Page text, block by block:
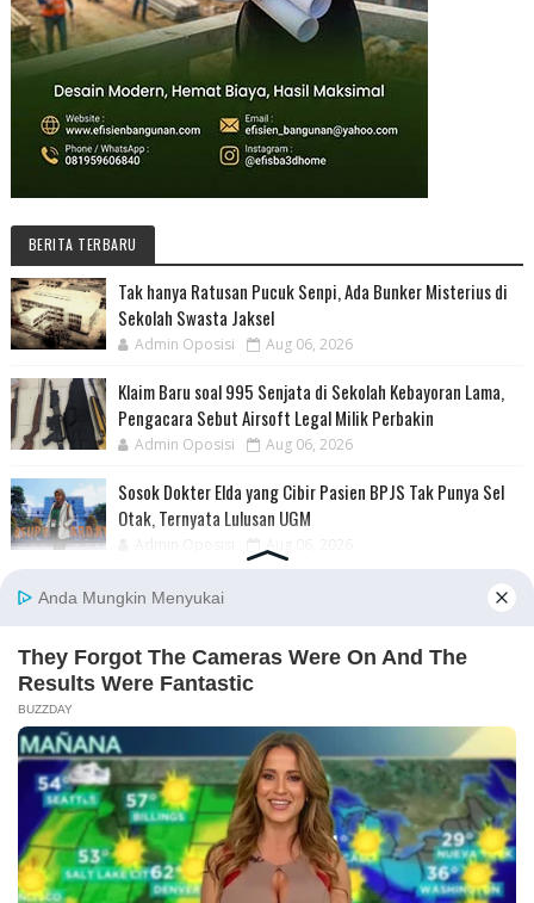
BERITA TERBARU
Tak hanya Ratusan Pucuk Senpi, Ada Bunker Misterius di
Sekolah Swasta Jaksel
Admin Oposisi Aug 06, 2026
Klaim Baru soal 995 Senjata di Sekolah Kebayoran Lama,
Pengacara Sebut Airsoft Legal Milik Perbakin
Admin Oposisi Aug 06, 2026
Sosok Dokter Elda yang Cibir Pasien BPJS Tak Punya Sel
Otak, Ternyata Lulusan UGM
Masuk Jebakan Hizbullah, 2 Tentara Israel Tewas Kena Bom
Admin Oposisi
Senpi hingga Narkoba di Sekolah Swasta di Jaksel
Aug 06, 2026
UGM Sebut Lupa Buat Tanggal Pengesahan di Skripsi
Jokowi: Itu Hal yang Wajar Ya
Admin Oposisi Aug 06, 2026
Amplop Berisi 14 Ribu Dolar Singapura Memang